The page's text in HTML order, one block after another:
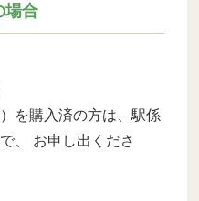
場合
を購入済の方は、駅係
、 お申し出くださ